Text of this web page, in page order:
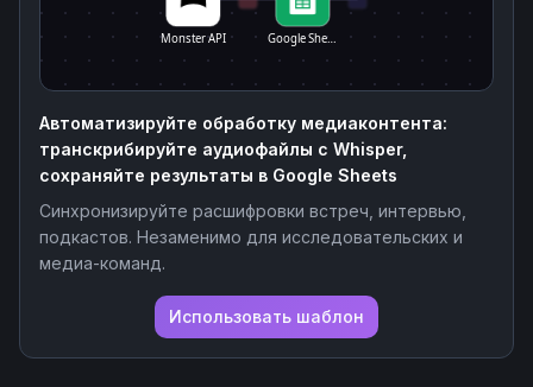
Monster API Google She…
Автоматизируйте обработку медиаконтента:
транскрибируйте аудиофайлы с Whisper,
сохраняйте результаты в Google Sheets
Синхронизируйте расшифровки встреч, интервью,
подкастов. Незаменимо для исследовательских и
медиа-команд.
Использовать шаблон